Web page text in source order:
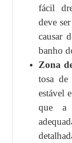
fácil
deve
causar
banho
Zona
tosa de
estável
que a